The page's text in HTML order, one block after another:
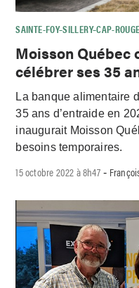
SAINTE-FOY–SILLERY–CAP-ROUGE
Moisson Québec
célébrer ses 35
La banque alimentaire
35 ans d’entraide en
inaugurait Moisson
besoins temporaires.
15 octobre 2022 à 8h47-